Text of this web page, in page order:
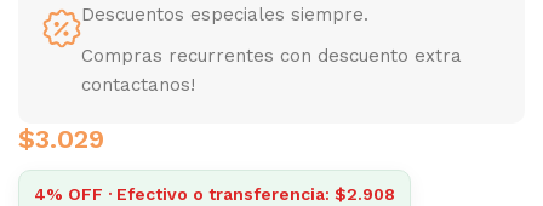
Descuentos especiales siempre.
Compras recurrentes con descuento extra
contactanos!
$3.029
4% OFF · Efectivo o transferencia: $2.908